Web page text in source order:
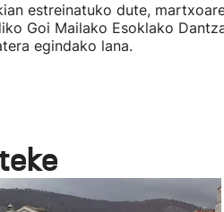
estreinatuko dute,
Goi Mailako Esoklako
egindako lana.